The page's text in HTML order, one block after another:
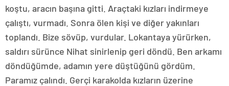
koştu, aracın başına gitti. Araçtaki kızları indirmeye
çalıştı, vurmadı. Sonra ölen kişi ve diğer yakınları
toplandı. Bize sövüp, vurdular. Lokantaya yürürken,
saldırı sürünce Nihat sinirlenip geri döndü. Ben arkamı
döndüğümde, adamın yere düştüğünü gördüm.
Paramız çalındı. Gerçi karakolda kızların üzerine